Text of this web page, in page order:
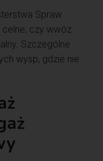
Spraw
celne, czy wwóz
Szczególne
wysp, gdzie nie